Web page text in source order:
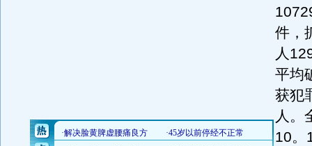
件，
人
平均
获犯
人。
10。